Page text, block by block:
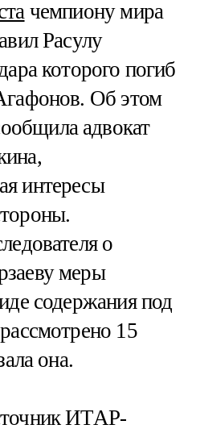
чемпиону мира
Расулу
которого погиб
Об этом
адвокат
интересы
о
меры
содержания под
15
она.
ИТАР-